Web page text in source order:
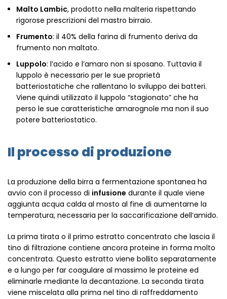
Malto Lambic, prodotto nella malteria rispettando
rigorose prescrizioni del mastro birraio.
Frumento: il 40% della farina di frumento deriva da
frumento non maltato.
Luppolo: l’acido e l’amaro non si sposano. Tuttavia il
luppolo è necessario per le sue proprietà
batteriostatiche che rallentano lo sviluppo dei batteri.
Viene quindi utilizzato il luppolo “stagionato” che ha
perso le sue caratteristiche amarognole ma non il suo
potere batteriostatico.
Il processo di produzione
La produzione della birra a fermentazione spontanea ha
avvio con il processo di infusione durante il quale viene
aggiunta acqua calda al mosto al fine di aumentarne la
temperatura, necessaria per la saccarificazione dell’amido.
La prima tirata o il primo estratto concentrato che lascia il
tino di filtrazione contiene ancora proteine in forma molto
concentrata. Questo estratto viene bollito separatamente
e a lungo per far coagulare al massimo le proteine ed
eliminarle mediante la decantazione. La seconda tirata
viene miscelata alla prima nel tino di raffreddamento